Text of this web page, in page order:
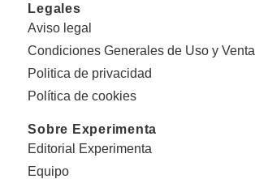
Legales
Aviso legal
Condiciones Generales de Uso y Venta
Politica de privacidad
Política de cookies
Sobre Experimenta
Editorial Experimenta
Equipo